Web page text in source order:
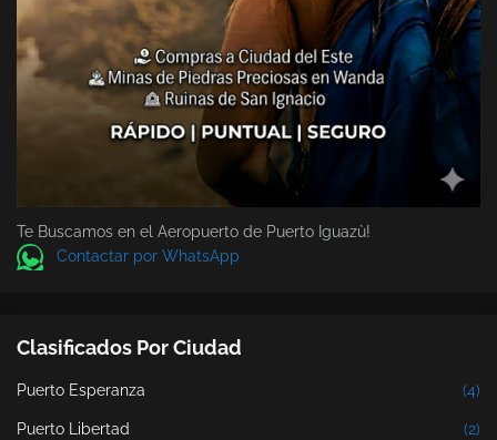
Te Buscamos en el Aeropuerto de Puerto Iguazù!
Contactar por WhatsApp
Clasificados Por Ciudad
Puerto Esperanza (4)
Puerto Libertad (2)